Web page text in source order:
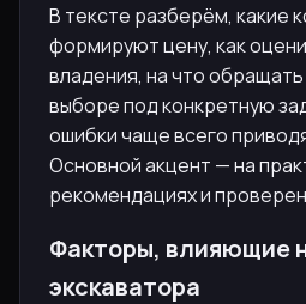
В тексте разберём, какие
формируют цену, как
владения, на что
выборе под конкретную
ошибки чаще всего
Основной акцент — на
рекомендациях и
Факторы, влияющие
экскаватора